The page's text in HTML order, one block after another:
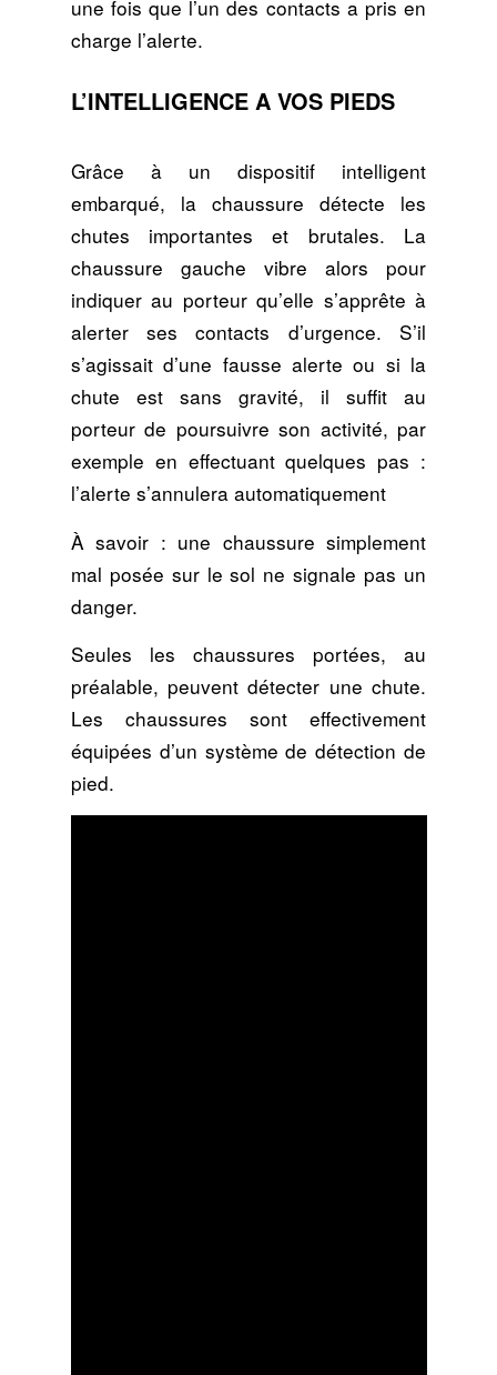
une fois que l’un des contacts a pris en
charge l’alerte.
L’INTELLIGENCE A VOS PIEDS
Grâce à un dispositif intelligent
embarqué, la chaussure détecte les
chutes importantes et brutales. La
chaussure gauche vibre alors pour
indiquer au porteur qu’elle s’apprête à
alerter ses contacts d’urgence. S’il
s’agissait d’une fausse alerte ou si la
chute est sans gravité, il suffit au
porteur de poursuivre son activité, par
exemple en effectuant quelques pas :
l’alerte s’annulera automatiquement
À savoir : une chaussure simplement
mal posée sur le sol ne signale pas un
danger.
Seules les chaussures portées, au
préalable, peuvent détecter une chute.
Les chaussures sont effectivement
équipées d’un système de détection de
pied.